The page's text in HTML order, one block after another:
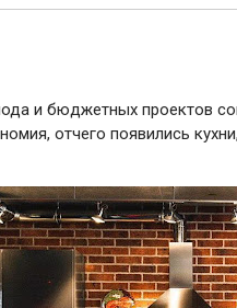
и бюджетных проектов
отчего появились